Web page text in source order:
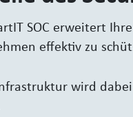
SOC erweitert
effektiv zu
wird